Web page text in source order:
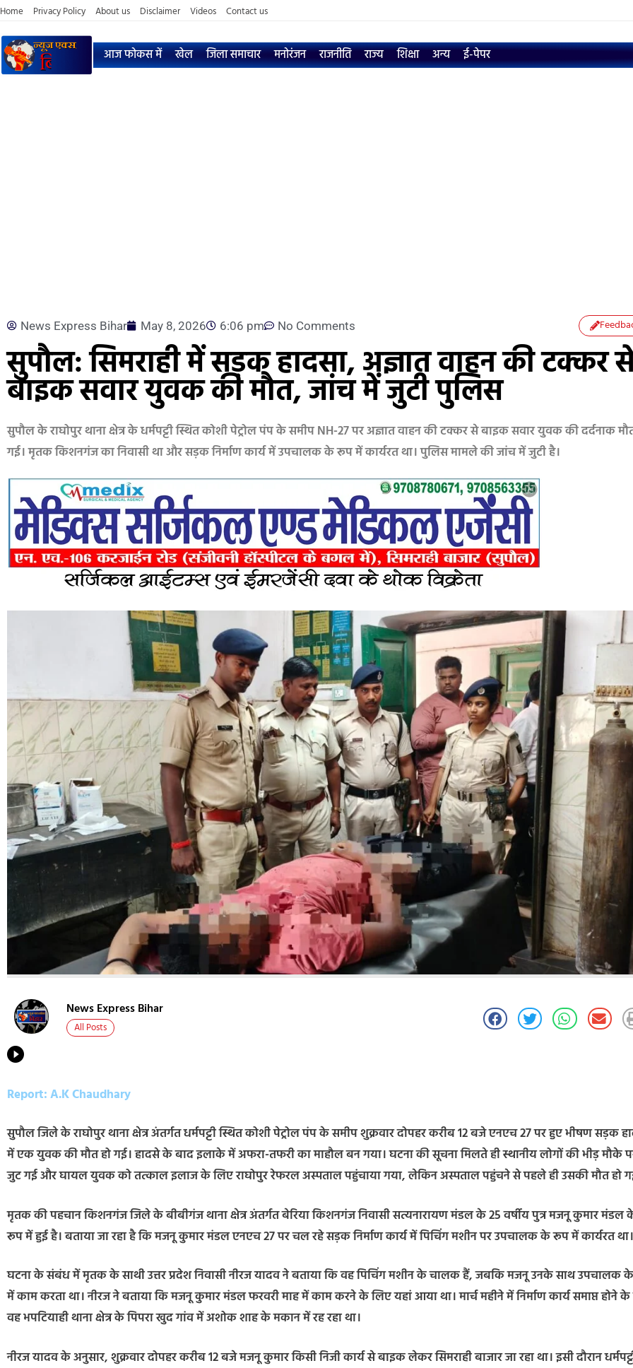
Home Privacy Policy About us Disclaimer Videos Contact us
आज फोकस में खेल जिला समाचार मनोरंजन राजनीति राज्य शिक्षा अन्य ई-पेपर
News Express Bihar May 8, 2026 6:06 pm No Comments
सुपौल: सिमराही में सड़क हादसा, अज्ञात वाहन की टक्कर
बाइक सवार युवक की मौत, जांच में जुटी पुलिस
सुपौल के राघोपुर थाना क्षेत्र के धर्मपट्टी स्थित कोशी पेट्रोल पंप के समीप NH-27 पर अज्ञात वाहन की टक्कर से बाइक सवार युवक की दर्दनाक
गई। मृतक किशनगंज का निवासी था और सड़क निर्माण कार्य में उपचालक के रूप में कार्यरत था। पुलिस मामले की जांच में जुटी है।
News Express Bihar
All Posts
Report: A.K Chaudhary
सुपौल जिले के राघोपुर थाना क्षेत्र अंतर्गत धर्मपट्टी स्थित कोशी पेट्रोल पंप के समीप शुक्रवार दोपहर करीब 12 बजे एनएच 27 पर हुए भीषण सड़क
में एक युवक की मौत हो गई। हादसे के बाद इलाके में अफरा-तफरी का माहौल बन गया। घटना की सूचना मिलते ही स्थानीय लोगों की भीड़ मौके
जुट गई और घायल युवक को तत्काल इलाज के लिए राघोपुर रेफरल अस्पताल पहुंचाया गया, लेकिन अस्पताल पहुंचने से पहले ही उसकी मौत हो
मृतक की पहचान किशनगंज जिले के बीबीगंज थाना क्षेत्र अंतर्गत बेरिया किशनगंज निवासी सत्यनारायण मंडल के 25 वर्षीय पुत्र मजनू कुमार मंडल
रूप में हुई है। बताया जा रहा है कि मजनू कुमार मंडल एनएच 27 पर चल रहे सड़क निर्माण कार्य में पिचिंग मशीन पर उपचालक के रूप में कार्यरत था।
घटना के संबंध में मृतक के साथी उत्तर प्रदेश निवासी नीरज यादव ने बताया कि वह पिचिंग मशीन के चालक हैं, जबकि मजनू उनके साथ उपचालक
में काम करता था। नीरज ने बताया कि मजनू कुमार मंडल फरवरी माह में काम करने के लिए यहां आया था। मार्च महीने में निर्माण कार्य समाप्त होने
वह भपटियाही थाना क्षेत्र के पिपरा खुद गांव में अशोक शाह के मकान में रह रहा था।
नीरज यादव के अनुसार, शुक्रवार दोपहर करीब 12 बजे मजनू कुमार किसी निजी कार्य से बाइक लेकर सिमराही बाजार जा रहा था। इसी दौरान